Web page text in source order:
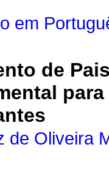
em
de
de Oliveira